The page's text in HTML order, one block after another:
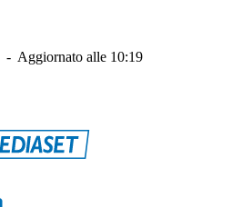
- Aggiornato alle 10:19